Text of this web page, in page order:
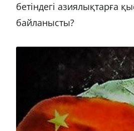
бетіндегі азиялықтарға
байланысты?